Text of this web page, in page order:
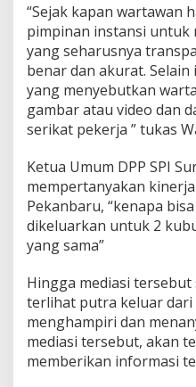
“Sejak kapan wartawan
pimpinan instansi untuk
yang seharusnya
benar dan akurat.
yang menyebutkan
gambar atau video dan
serikat pekerja ” tukas
Ketua Umum DPP SPI
mempertanyakan
Pekanbaru, “kenapa
dikeluarkan untuk 2
yang sama”
Hingga mediasi tersebut
terlihat putra keluar dari
menghampiri dan
mediasi tersebut, akan
memberikan informasi